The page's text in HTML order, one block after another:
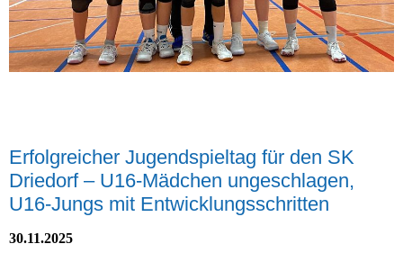
Erfolgreicher Jugendspieltag für den SK
Driedorf – U16-Mädchen ungeschlagen,
U16-Jungs mit Entwicklungsschritten
30.11.2025